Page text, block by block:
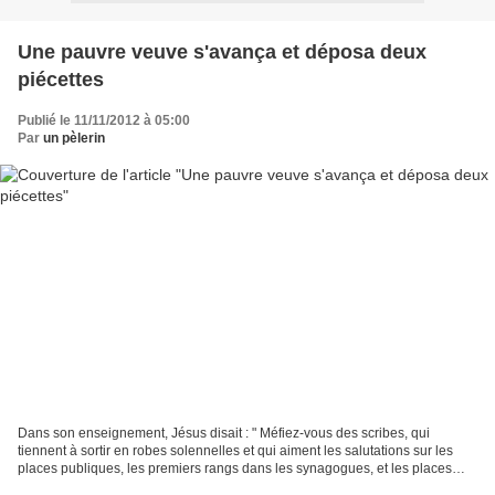
Une pauvre veuve s'avança et déposa deux
piécettes
Publié le 11/11/2012 à 05:00
Par un pèlerin
Dans son enseignement, Jésus disait : " Méfiez-vous des scribes, qui
tiennent à sortir en robes solennelles et qui aiment les salutations sur les
places publiques, les premiers rangs dans les synagogues, et les places